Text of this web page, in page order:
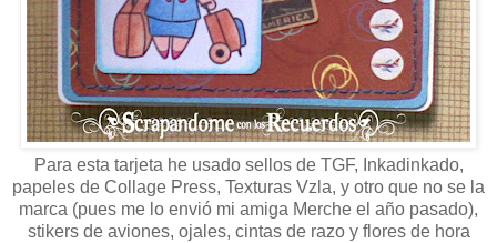
Para esta tarjeta he usado sellos de TGF, Inkadinkado,
papeles de Collage Press, Texturas Vzla, y otro que no se la
marca (pues me lo envió mi amiga Merche el año pasado),
stikers de aviones, ojales, cintas de razo y flores de hora